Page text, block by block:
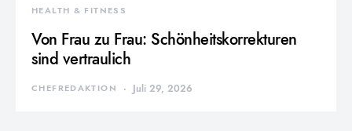
HEALTH & FITNESS
Von Frau zu Frau: Schönheitskorrekturen
sind vertraulich
CHEFREDAKTION Juli 29, 2026